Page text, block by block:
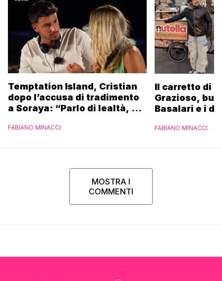
Temptation Island, Cristian
dopo l’accusa di tradimento
a Soraya: “Parlo di lealtà, ma
FABIANO MINACCI
Il carretto di
Grazioso,
Basalari e i
Ferrero”
FABIANO MINACCI
MOSTRA I
COMMENTI